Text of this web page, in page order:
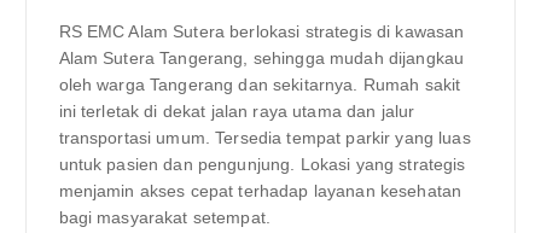
RS EMC Alam Sutera berlokasi strategis di kawasan
Alam Sutera Tangerang, sehingga mudah dijangkau
oleh warga Tangerang dan sekitarnya. Rumah sakit
ini terletak di dekat jalan raya utama dan jalur
transportasi umum. Tersedia tempat parkir yang luas
untuk pasien dan pengunjung. Lokasi yang strategis
menjamin akses cepat terhadap layanan kesehatan
bagi masyarakat setempat.